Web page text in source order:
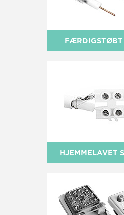
FÆRDIGSTØBT
HJEMMELAVET